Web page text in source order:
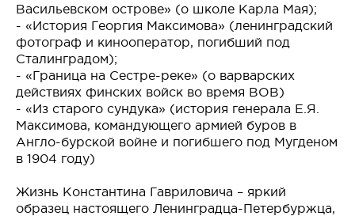
Васильевском острове» (о школе Карла Мая);
- «История Георгия Максимова» (ленинградский
фотограф и кинооператор, погибший под
Сталинградом);
- «Граница на Сестре-реке» (о варварских
действиях финских войск во время ВОВ)
- «Из старого сундука» (история генерала Е.Я.
Максимова, командующего армией буров в
Англо-бурской войне и погибшего под Мугденом
в 1904 году)
Жизнь Константина Гавриловича – яркий
образец настоящего Ленинградца-Петербуржца,